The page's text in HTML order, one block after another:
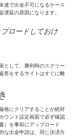
達で出金不可になるケース
延の原因になります。
ロードしておけ
として、勝利時のスクリー
答をするサイトはすぐに離
格にクリアすることが絶対
ウント設定画面で必ず確認
）を事前にアップロード
な出金申請は、同じ決済方